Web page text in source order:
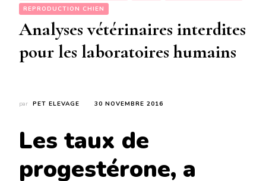
REPRODUCTION CHIEN
Analyses vétérinaires interdites
pour les laboratoires humains
par PET ELEVAGE 30 NOVEMBRE 2016
Les taux de
progestérone, a